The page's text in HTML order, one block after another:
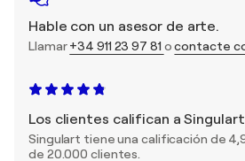
Hable con un asesor de arte.
Llamar+34 911 23 97 81 ocontacte
Los clientes califican a
Singulart tiene una calificación de
de 20.000 clientes.